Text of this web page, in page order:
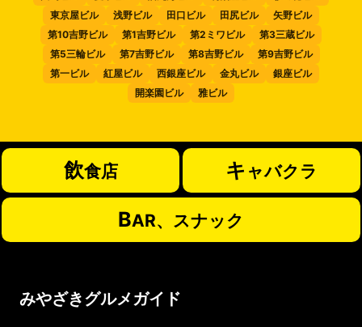
東京屋ビル
浅野ビル 田口ビル 田尻ビル
矢野ビル
第10吉野ビル
第1吉野ビル 第2ミワビル
第3三蔵ビル
第5三輪ビル
第7吉野ビル 第8吉野ビル
第9吉野ビル
第一ビル
紅屋ビル 西銀座ビル 金丸ビル
銀座ビル
開楽園ビル
雅ビル
飲食店 キ ャバクラ
BAR、スナック
みやざきグルメガイド